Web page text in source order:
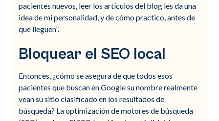
pacientes nuevos, leer los artículos del blog les da una
idea de mi personalidad, y de cómo practico, antes de
que lleguen”.
Bloquear el SEO local
Entonces, ¿cómo se asegura de que todos esos
pacientes que buscan en Google su nombre realmente
vean su sitio clasificado en los resultados de
búsqueda? La optimización de motores de búsqueda